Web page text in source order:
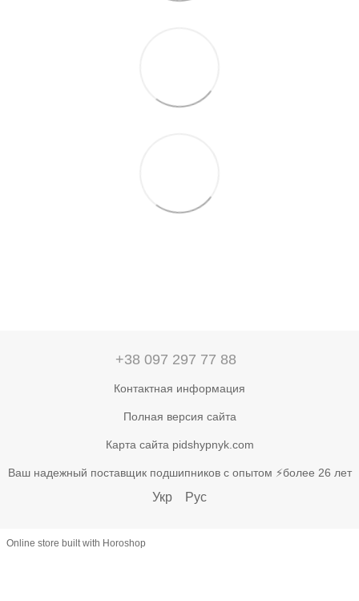
+38 097 297 77 88
Контактная информация
Полная версия сайта
Карта сайта pidshypnyk.com
Ваш надежный поставщик подшипников с опытом ⚡более 26 лет
Укр Рус
Online store built with Horoshop